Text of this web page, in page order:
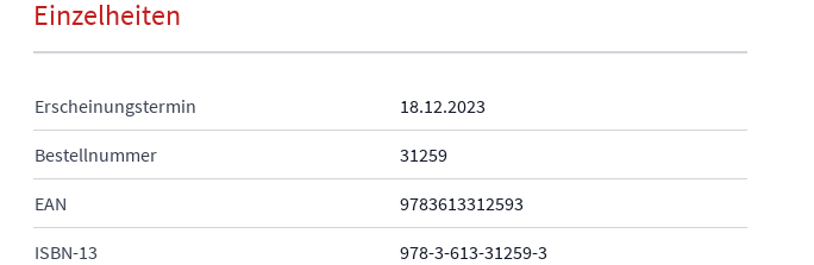
Einzelheiten
Erscheinungstermin 18.12.2023
Bestellnummer 31259
EAN 9783613312593
ISBN-13 978-3-613-31259-3